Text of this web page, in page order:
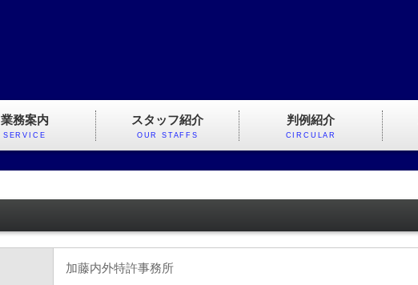
業務案内
SERVICE
スタッフ紹介
OUR STAFFS
判例紹介
CIRCULAR
加藤内外特許事務所